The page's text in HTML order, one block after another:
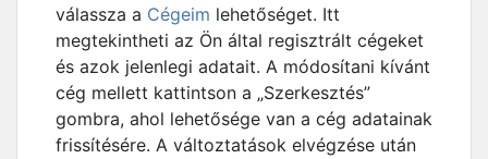
válassza a Cégeim lehetőséget. Itt
megtekintheti az Ön által regisztrált cégeket
és azok jelenlegi adatait. A módosítani kívánt
cég mellett kattintson a „Szerkesztés”
gombra, ahol lehetősége van a cég adatainak
frissítésére. A változtatások elvégzése után